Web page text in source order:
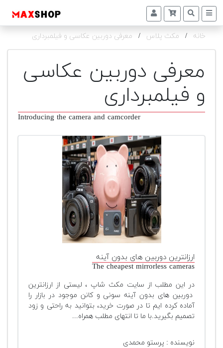
دوربین
و
تجهیزات
اکسسوری
دست
افزودن
محصول
خانه / مکث پلاس / معرفی دوربین عکاسی و فیلمبرداری
معرفی دوربین عکاسی
و فیلمبرداری
Introducing the camera and camcorder
ارزانترین دوربین های بدون آینه
The cheapest mirrorless cameras
در این مطلب از سایت مکث شاپ ، لیستی از ارزانترین
دوربین های بدون آینه سونی و کانن موجود در بازار را
آماده کرده ایم تا در صورت خرید، بتوانید به راحتی و زود
تصمیم بگیرید.با ما تا انتهای مطلب همراه...
نویسنده : پرستو محمدی